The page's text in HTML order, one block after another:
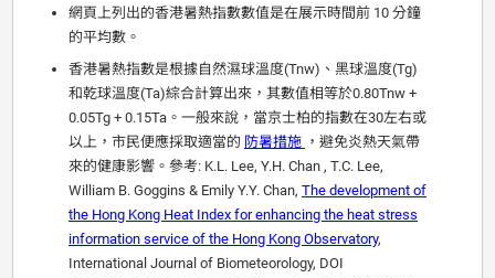
網頁上列出的香港暑熱指數數值是在展示時間前 10 分鐘
的平均數。
香港暑熱指數是根據自然濕球溫度(Tnw)、黑球溫度(Tg)
和乾球溫度(Ta)綜合計算出來，其數值相等於0.80Tnw +
0.05Tg + 0.15Ta。一般來說，當京士柏的指數在30左右或
以上，市民便應採取適當的 防暑措施 ，避免炎熱天氣帶
來的健康影響。參考: K.L. Lee, Y.H. Chan , T.C. Lee,
William B. Goggins & Emily Y.Y. Chan, The development of
the Hong Kong Heat Index for enhancing the heat stress
information service of the Hong Kong Observatory,
International Journal of Biometeorology, DOI